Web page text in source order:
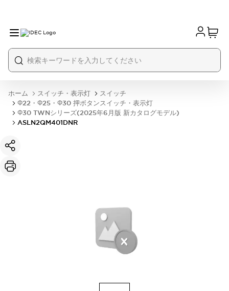
ホーム スイッチ・表示灯
スイッチ
Φ22・Φ25・Φ30 押ボタンスイッチ・表示灯
Φ30 TWNシリーズ(2025年6月版 新カタログモデル)
ASLN2QM401DNR